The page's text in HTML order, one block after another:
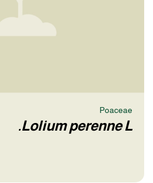
Poaceae
Lolium perenne L.